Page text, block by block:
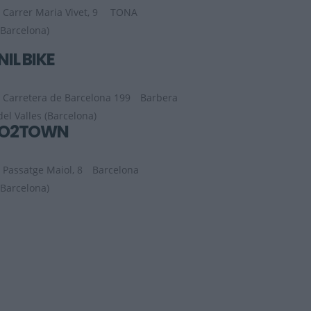
Carrer Maria Vivet, 9
TONA
BIKE
Carretera de Barcelona 199
Barbera
Valles (Barcelona)
Passatge Maiol, 8
Barcelona